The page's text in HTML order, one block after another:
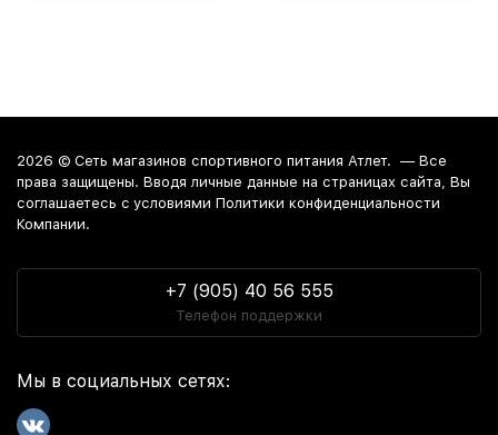
2026 © Сеть магазинов спортивного питания Атлет. — Все
права защищены. Вводя личные данные на страницах сайта, Вы
соглашаетесь c условиями Политики конфиденциальности
Компании.
+7 (905) 40 56 555
Телефон поддержки
Мы в социальных сетях: